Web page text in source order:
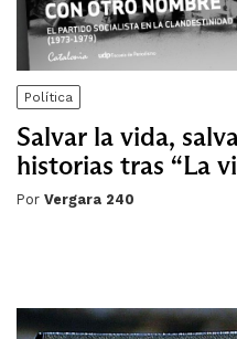
Política
Salvar la vida,
historias tras “La
Por Vergara 240